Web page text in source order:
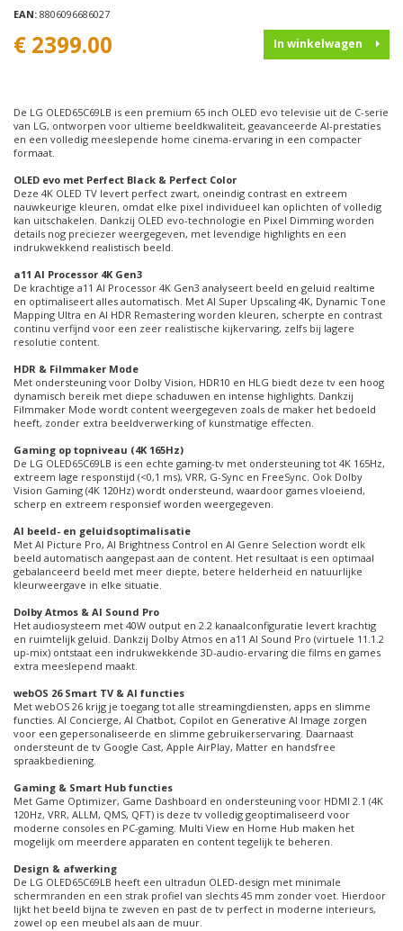
EAN: 8806096686027
€ 2399.00 In winkelwagen
De LG OLED65C69LB is een premium 65 inch OLED evo televisie uit de C-serie
van LG, ontworpen voor ultieme beeldkwaliteit, geavanceerde AI-prestaties
en een volledig meeslepende home cinema-ervaring in een compacter
formaat.
OLED evo met Perfect Black & Perfect Color
Deze 4K OLED TV levert perfect zwart, oneindig contrast en extreem
nauwkeurige kleuren, omdat elke pixel individueel kan oplichten of volledig
kan uitschakelen. Dankzij OLED evo-technologie en Pixel Dimming worden
details nog preciezer weergegeven, met levendige highlights en een
indrukwekkend realistisch beeld.
a11 AI Processor 4K Gen3
De krachtige a11 AI Processor 4K Gen3 analyseert beeld en geluid realtime
en optimaliseert alles automatisch. Met AI Super Upscaling 4K, Dynamic Tone
Mapping Ultra en AI HDR Remastering worden kleuren, scherpte en contrast
continu verfijnd voor een zeer realistische kijkervaring, zelfs bij lagere
resolutie content.
HDR & Filmmaker Mode
Met ondersteuning voor Dolby Vision, HDR10 en HLG biedt deze tv een hoog
dynamisch bereik met diepe schaduwen en intense highlights. Dankzij
Filmmaker Mode wordt content weergegeven zoals de maker het bedoeld
heeft, zonder extra beeldverwerking of kunstmatige effecten.
Gaming op topniveau (4K 165Hz)
De LG OLED65C69LB is een echte gaming-tv met ondersteuning tot 4K 165Hz,
extreem lage responstijd (<0,1 ms), VRR, G-Sync en FreeSync. Ook Dolby
Vision Gaming (4K 120Hz) wordt ondersteund, waardoor games vloeiend,
scherp en extreem responsief worden weergegeven.
AI beeld- en geluidsoptimalisatie
Met AI Picture Pro, AI Brightness Control en AI Genre Selection wordt elk
beeld automatisch aangepast aan de content. Het resultaat is een optimaal
gebalanceerd beeld met meer diepte, betere helderheid en natuurlijke
kleurweergave in elke situatie.
Dolby Atmos & AI Sound Pro
Het audiosysteem met 40W output en 2.2 kanaalconfiguratie levert krachtig
en ruimtelijk geluid. Dankzij Dolby Atmos en a11 AI Sound Pro (virtuele 11.1.2
up-mix) ontstaat een indrukwekkende 3D-audio-ervaring die films en games
extra meeslepend maakt.
webOS 26 Smart TV & AI functies
Met webOS 26 krijg je toegang tot alle streamingdiensten, apps en slimme
functies. AI Concierge, AI Chatbot, Copilot en Generative AI Image zorgen
voor een gepersonaliseerde en slimme gebruikerservaring. Daarnaast
ondersteunt de tv Google Cast, Apple AirPlay, Matter en handsfree
spraakbediening.
Gaming & Smart Hub functies
Met Game Optimizer, Game Dashboard en ondersteuning voor HDMI 2.1 (4K
120Hz, VRR, ALLM, QMS, QFT) is deze tv volledig geoptimaliseerd voor
moderne consoles en PC-gaming. Multi View en Home Hub maken het
mogelijk om meerdere apparaten en content tegelijk te beheren.
Design & afwerking
De LG OLED65C69LB heeft een ultradun OLED-design met minimale
schermranden en een strak profiel van slechts 45 mm zonder voet. Hierdoor
lijkt het beeld bijna te zweven en past de tv perfect in moderne interieurs,
zowel op een meubel als aan de muur.